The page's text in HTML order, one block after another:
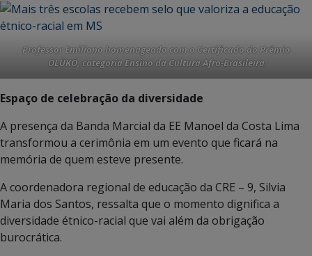
Professor Emiliano homenageado com o Certificado do Prêmio
OLÙKÓ, categoria Ensino da Cultura Afro-Brasileira
Espaço de celebração da diversidade
A presença da Banda Marcial da EE Manoel da Costa Lima
transformou a cerimônia em um evento que ficará na
memória de quem esteve presente.
A coordenadora regional de educação da CRE – 9, Silvia
Maria dos Santos, ressalta que o momento dignifica a
diversidade étnico-racial que vai além da obrigação
burocrática.